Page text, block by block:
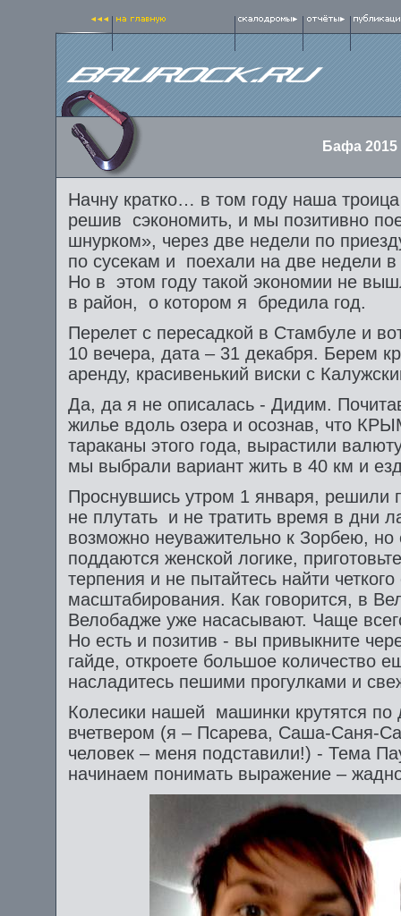
Бафа 2015
Начну кратко… в том году наша
решив сэкономить, и мы позитивно
шнурком», через две недели по
по сусекам и поехали на две недели
Но в этом году такой экономии не
в район, о котором я бредила год.
Перелет с пересадкой в Стамбуле и
10 вечера, дата – 31 декабря. Берем
аренду, красивенький виски с
Да, да я не описалась - Дидим.
жилье вдоль озера и осознав, что
тараканы этого года, вырастили
мы выбрали вариант жить в 40 км и
Проснувшись утром 1 января, решили
не плутать и не тратить время в дни
возможно неуважительно к Зорбею,
поддаются женской логике,
терпения и не пытайтесь найти
масштабирования. Как говорится, в
Велобадже уже насасывают. Чаще
Но есть и позитив - вы привыкните
гайде, откроете большое количество
насладитесь пешими прогулками и
Колесики нашей машинки крутятся по
вчетвером (я – Псарева, Саша-Саня-
человек – меня подставили!) - Тема
начинаем понимать выражение –